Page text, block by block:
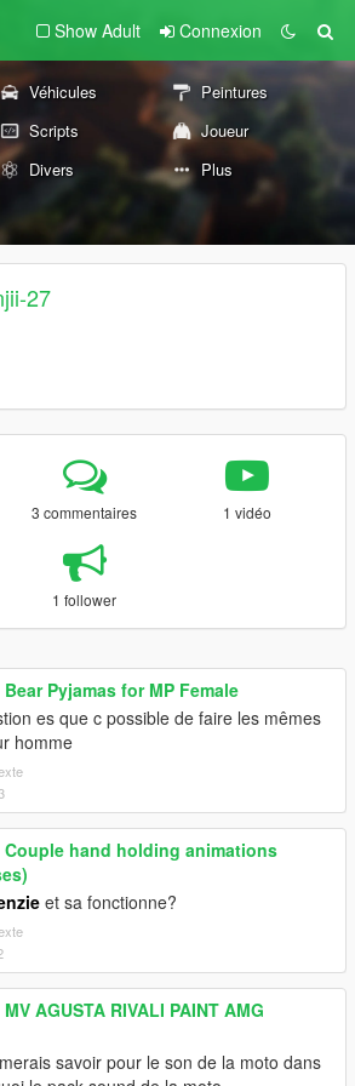
Show Adult Connexion
Véhicules
Peintures
Scripts
Joueur
Divers Plus
27
3 commentaires 1 vidéo
1 follower
Bear Pyjamas for MP Female
es que c possible de faire les mêmes
homme
Couple hand holding animations
et sa fonctionne?
MV AGUSTA RIVALI PAINT AMG
savoir pour le son de la moto dans